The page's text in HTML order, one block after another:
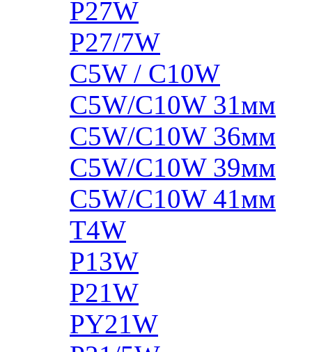
P27W
P27/7W
C5W / C10W
C5W/C10W 31мм
C5W/C10W 36мм
C5W/C10W 39мм
C5W/C10W 41мм
T4W
P13W
P21W
PY21W